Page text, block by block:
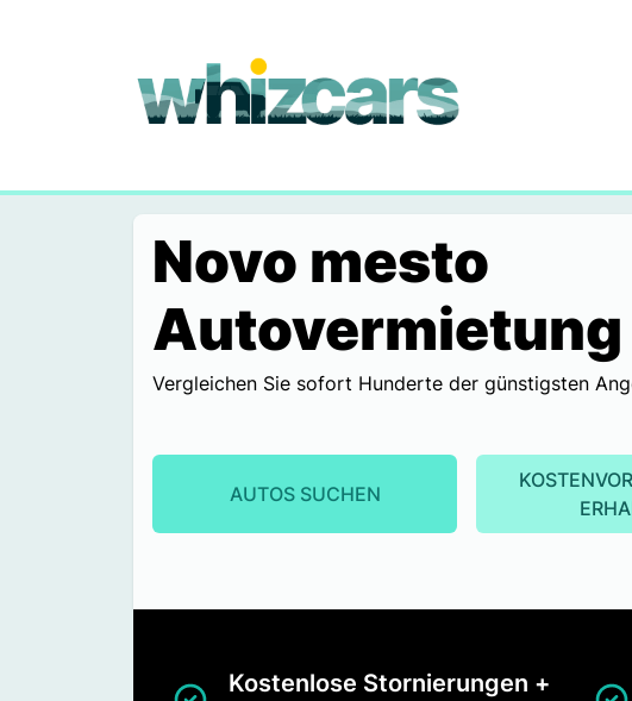
whizcars.com
Novo mesto
Autovermietung
Vergleichen Sie sofort Hunderte der günstigsten
AUTOS SUCHEN
Kostenlose Stornierungen +